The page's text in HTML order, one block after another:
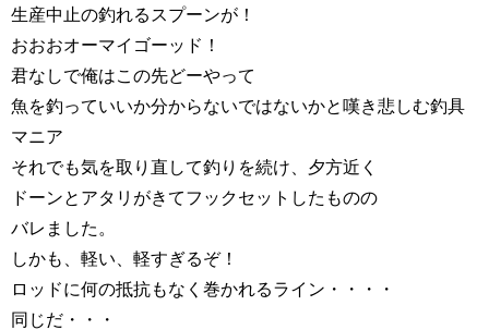
生産中止の釣れるスプーンが！
おおおオーマイゴーッド！
君なしで俺はこの先どーやって
魚を釣っていいか分からないではないかと嘆き悲しむ釣具
マニア
それでも気を取り直して釣りを続け、夕方近く
ドーンとアタリがきてフックセットしたものの
バレました。
しかも、軽い、軽すぎるぞ！
ロッドに何の抵抗もなく巻かれるライン・・・・
同じだ・・・